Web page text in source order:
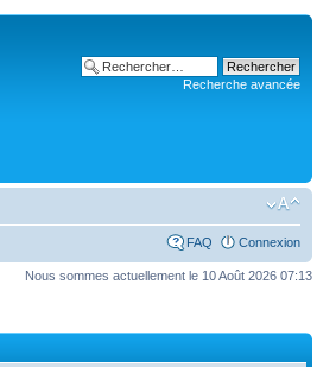
Recherche avancée
FAQ Connexion
Nous sommes actuellement le 10 Août 2026 07:13